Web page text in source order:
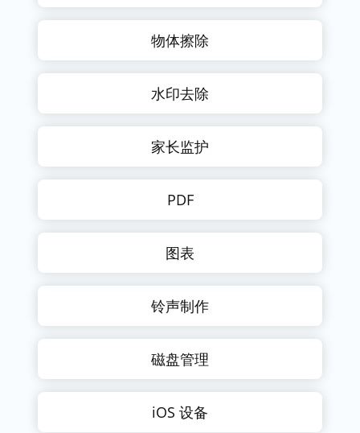
物体擦除
水印去除
家长监护
PDF
图表
铃声制作
磁盘管理
iOS 设备